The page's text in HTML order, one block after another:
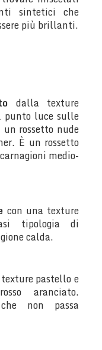
sintetici che
più brillanti.
dalla texture
punto luce sulle
un rossetto nude
È un rossetto
medio-
con una texture
tipologia di
calda.
pastello e
aranciato.
non passa